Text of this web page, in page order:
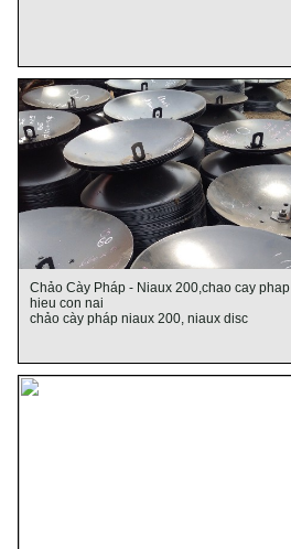
Chảo Cày Pháp - Niaux 200,chao cay phap
hieu con nai
chảo cày pháp niaux 200, niaux disc